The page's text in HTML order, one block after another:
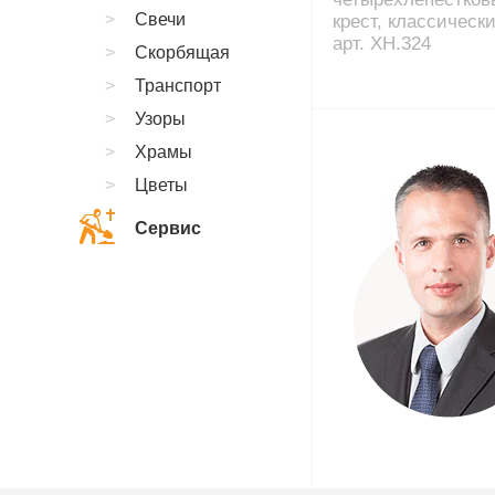
крест,
арт. XH.324
Свечи
Скорбящая
Транспорт
Узоры
Храмы
Цветы
Сервис